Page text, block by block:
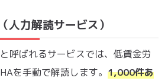
人力解読サービス）
呼ばれるサービスでは、低賃金労
を手動で解読します。 1,000件あ